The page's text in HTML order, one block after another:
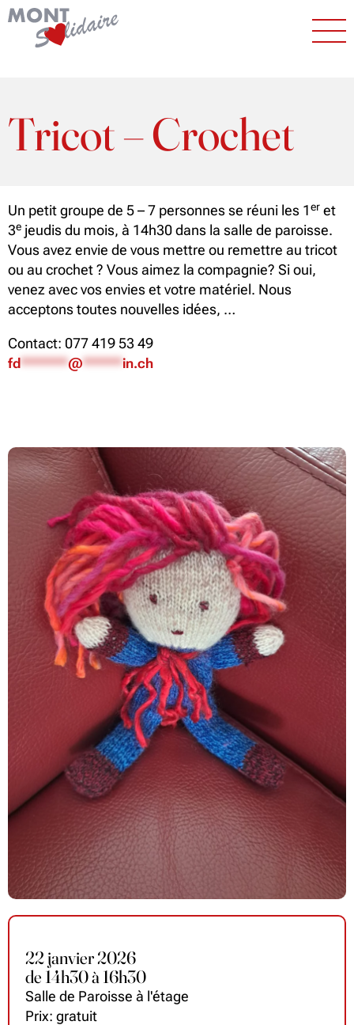
Tricot – Crochet
Un petit groupe de 5 – 7 personnes se réuni les 1er et
3e jeudis du mois, à 14h30 dans la salle de paroisse.
Vous avez envie de vous mettre ou remettre au tricot
ou au crochet ? Vous aimez la compagnie? Si oui,
venez avec vos envies et votre matériel. Nous
acceptons toutes nouvelles idées, …
Contact: 077 419 53 49
fd******@*****in.ch
22 janvier 2026
de 14h30 à 16h30
Salle de Paroisse à l'étage
Prix: gratuit